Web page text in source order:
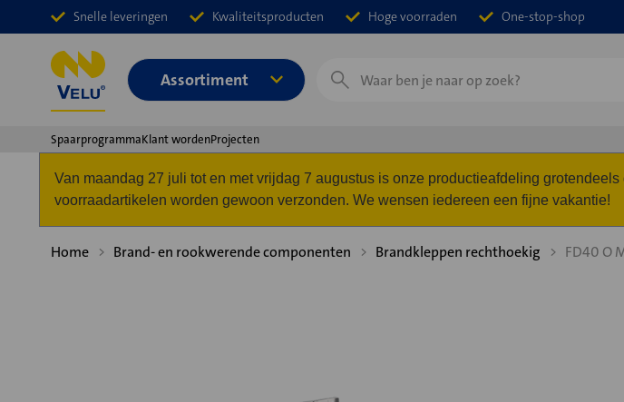
Snelle leveringen Kwaliteitsproducten Hoge voorraden One-stop-shop
Assortiment
Zoeken
SpaarprogrammaKlant wordenProjecten
Van maandag 27 juli tot en met vrijdag 7 augustus is onze productieafdeling
voorraadartikelen worden gewoon verzonden. We wensen iedereen een fijne vakantie!
Home Brand- en rookwerende componenten Brandkleppen rechthoekig FD40 O